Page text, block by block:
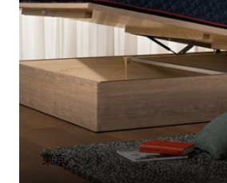
東京ベッド